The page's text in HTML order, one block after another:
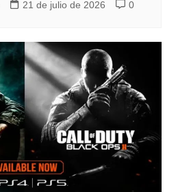
21 de julio de 2026 0